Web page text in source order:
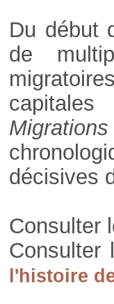
Du début
de
capitales
décisives
Consulter
Consulter
l'histoire